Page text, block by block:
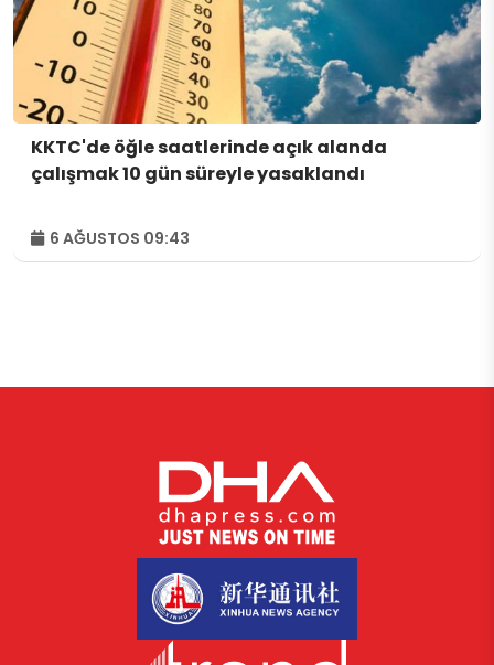
KKTC'de öğle saatlerinde açık alanda
çalışmak 10 gün süreyle yasaklandı
6 AĞUSTOS 09:43